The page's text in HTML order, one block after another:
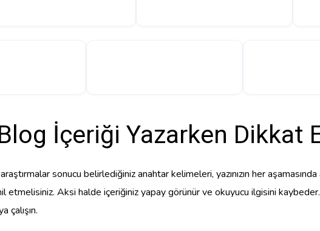
İçeriği Yazarken Dikkat
araştırmalar sonucu belirlediğiniz anahtar kelimeleri, yazınızın her
Aksi halde içeriğiniz yapay görünür ve okuyucu ilgisini
çalışın.